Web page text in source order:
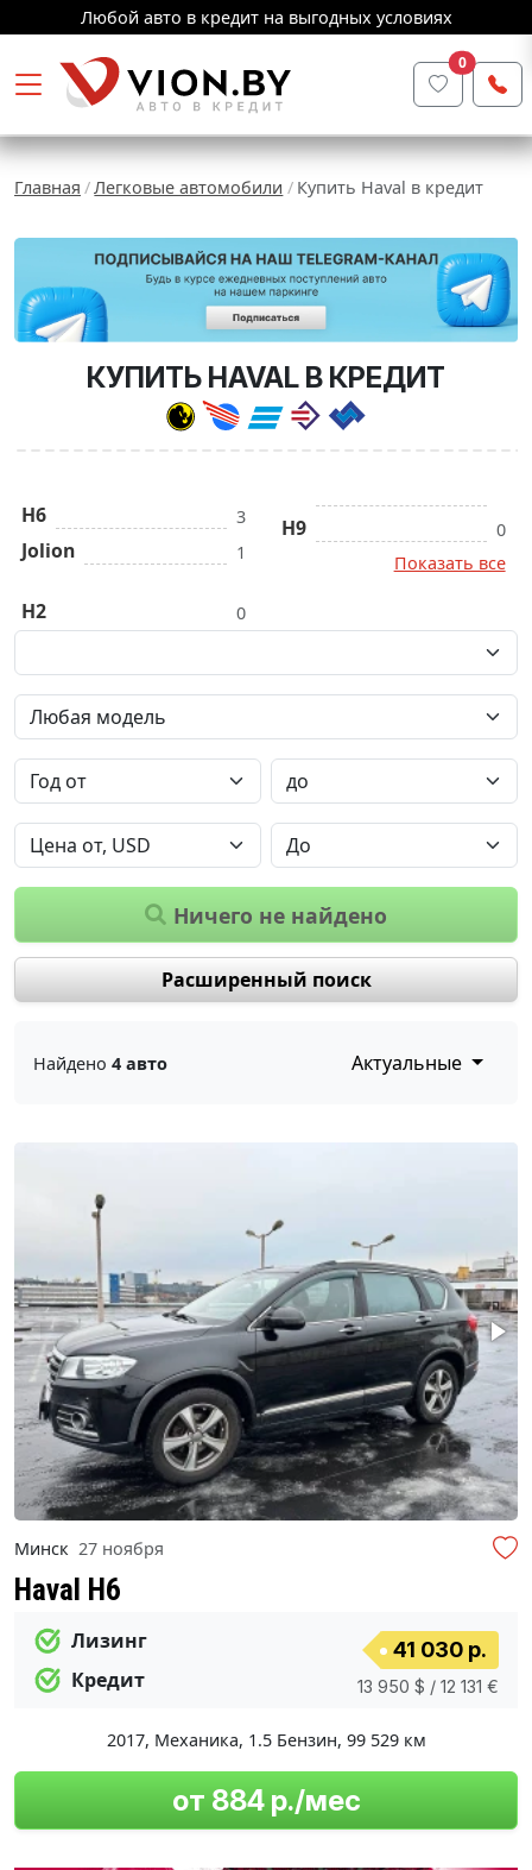
Любой авто в кредит на выгодных условиях
0
Главная Легковые автомобили Купить Haval в кредит
КУПИТЬ HAVAL В КРЕДИТ
H6 3
Jolion 1
H2 0
H9
0
Показать все
Ничего не найдено
Расширенный поиск
Найдено 4 авто Актуальные
Минск 27 ноября
Haval H6
Лизинг
Кредит
41 030 р.
13 950 $ / 12 131 €
2017, Механика, 1.5 Бензин, 99 529 км
от 884 р./мес